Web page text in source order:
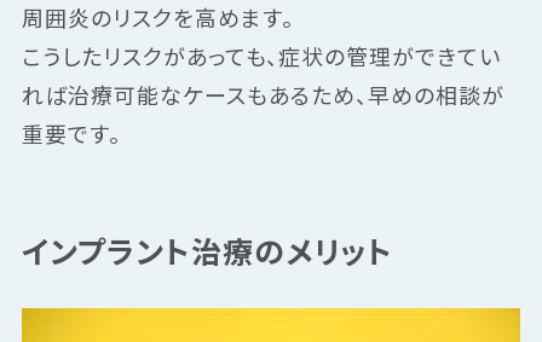
周囲炎のリスクを高めます。
こうしたリスクがあっても、症状の管理ができてい
れば治療可能なケースもあるため、早めの相談が
重要です。
インプラント治療のメリット